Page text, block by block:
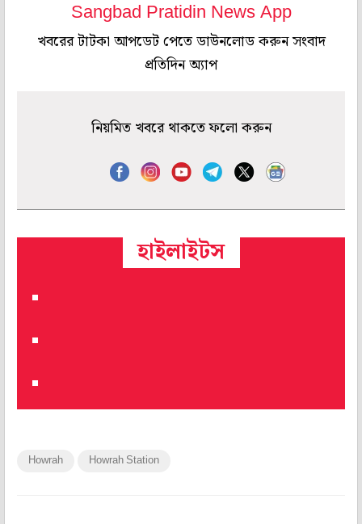
Sangbad Pratidin News App
খবরের টাটকা আপডেট পেতে ডাউনলোড করুন সংবাদ
প্রতিদিন অ্যাপ
নিয়মিত খবরে থাকতে ফলো করুন
হাইলাইটস
Howrah Howrah Station